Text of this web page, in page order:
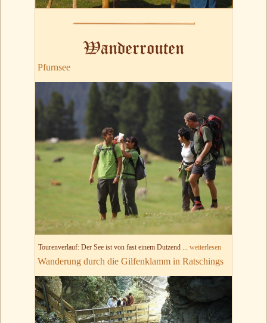
Wanderrouten
Pfurnsee
Tourenverlauf: Der See ist von fast einem Dutzend ... weiterlesen
Wanderung durch die Gilfenklamm in Ratschings